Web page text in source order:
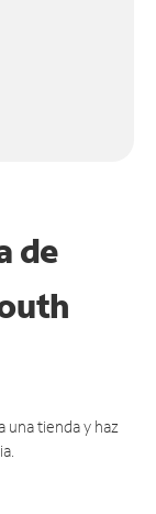
de
una tienda y haz